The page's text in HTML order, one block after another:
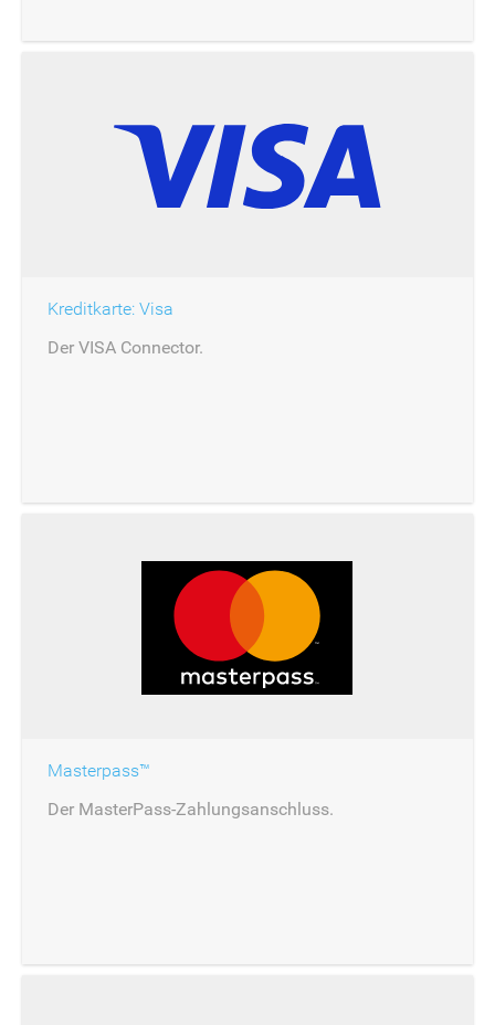
Kreditkarte: Visa
Der VISA Connector.
Masterpass™
Der MasterPass-Zahlungsanschluss.